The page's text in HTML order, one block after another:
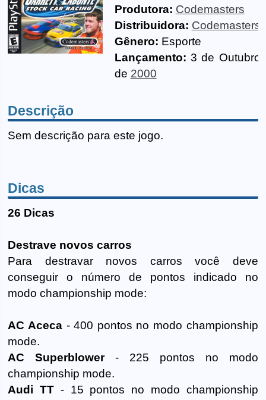
Produtora: Codemasters
Distribuidora: Codemasters
Gênero: Esporte
Lançamento: 3 de Outubro
de 2000
Descrição
Sem descrição para este jogo.
Dicas
26 Dicas
Destrave novos carros
Para destravar novos carros você deve
conseguir o número de pontos indicado no
modo championship mode:
AC Aceca - 400 pontos no modo championship
mode.
AC Superblower- 225 pontos no modo
championship mode.
Audi TT - 15 pontos no modo championship